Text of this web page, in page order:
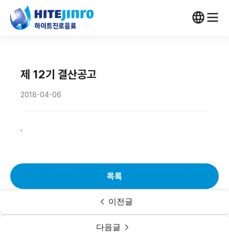
제 12기 결산공고
2018-04-06
.
이전글
목록
다음글